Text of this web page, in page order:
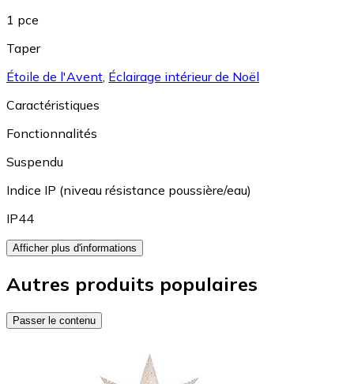
1 pce
Taper
Étoile de l'Avent Éclairage intérieur de Noël
Caractéristiques
Fonctionnalités
Suspendu
Indice IP (niveau résistance poussière/eau)
IP44
Afficher plus d'informations
Autres produits populaires
Passer le contenu